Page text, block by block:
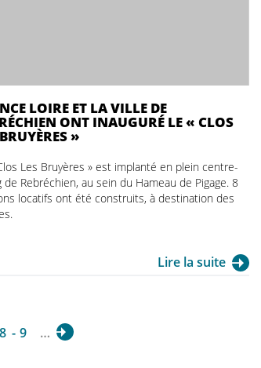
LOIRE ET LA VILLE DE
ONT INAUGURÉ LE « CLOS
»
Les Bruyères » est implanté en plein centre-
de Rebréchien, au sein du Hameau de Pigage. 8
locatifs ont été construits, à destination des
Lire la suite
8 9 …